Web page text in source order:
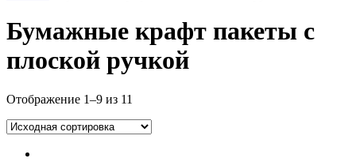
Бумажные крафт пакеты с
плоской ручкой
Отображение 1–9 из 11